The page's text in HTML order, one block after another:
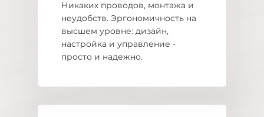
Никаких проводов, монтажа и
неудобств. Эргономичность на
высшем уровне: дизайн,
настройка и управление -
просто и надежно.